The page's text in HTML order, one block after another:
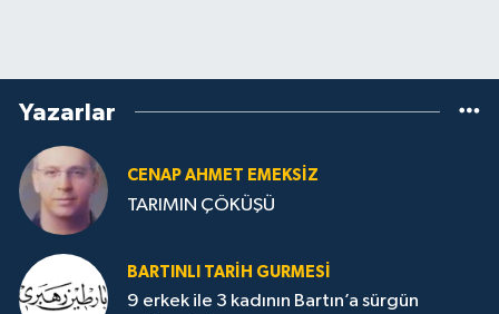
Yazarlar
CENAP AHMET EMEKSİZ
TARIMIN ÇÖKÜŞÜ
BARTINLI TARIH GURMESI
9 erkek ile 3 kadının Bartın’a sürgün